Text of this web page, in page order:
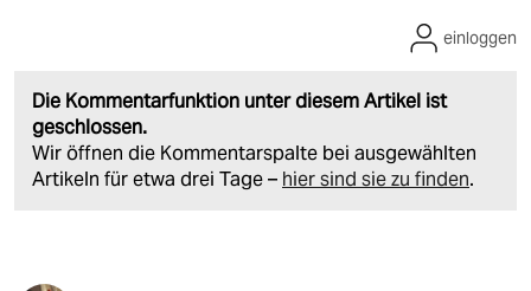
Die Kommentarfunktion unter diesem Artikel ist
geschlossen.
Wir öffnen die Kommentarspalte bei ausgewählten
Artikeln für etwa drei Tage – hier sind sie zu finden.
einloggen